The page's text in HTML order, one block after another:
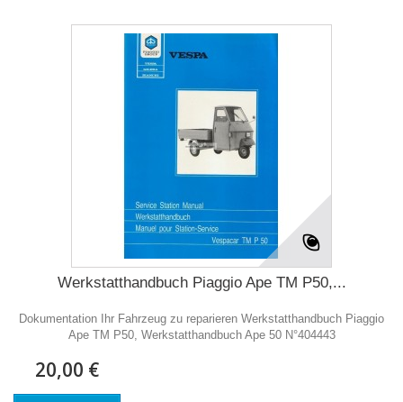
Werkstatthandbuch Piaggio Ape TM P50,...
Dokumentation Ihr Fahrzeug zu reparieren Werkstatthandbuch Piaggio
Ape TM P50, Werkstatthandbuch Ape 50 N°404443
20,00 €